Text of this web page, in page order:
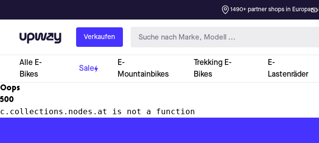
1490+ partner shops in Europa
Upway Verkaufen
Alle E-
Bikes
Sale
E-
Mountainbikes
Trekking E-
Bikes
E-
Lastenräder
Oops
500
c.collections.nodes.at is not a function